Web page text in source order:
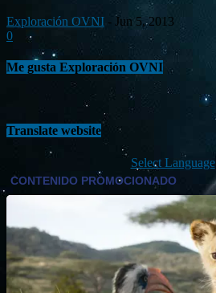
Exploración OVNI - Jun 5, 2013
0
Me gusta Exploración OVNI
Translate website
Select Language